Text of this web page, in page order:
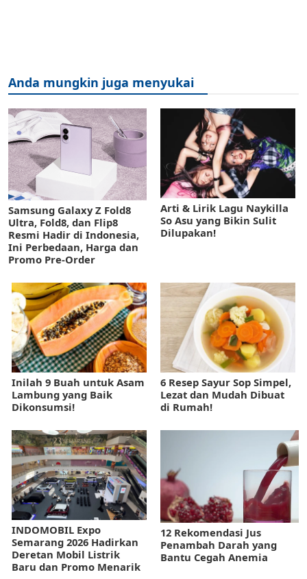
Anda mungkin juga menyukai
Samsung Galaxy Z Fold8
Ultra, Fold8, dan Flip8
Resmi Hadir di Indonesia,
Ini Perbedaan, Harga dan
Promo Pre-Order
Arti & Lirik Lagu Naykilla
So Asu yang Bikin Sulit
Dilupakan!
Inilah 9 Buah untuk Asam
Lambung yang Baik
Dikonsumsi!
6 Resep Sayur Sop Simpel,
Lezat dan Mudah Dibuat
di Rumah!
INDOMOBIL Expo
Semarang 2026 Hadirkan
Deretan Mobil Listrik
Baru dan Promo Menarik
12 Rekomendasi Jus
Penambah Darah yang
Bantu Cegah Anemia